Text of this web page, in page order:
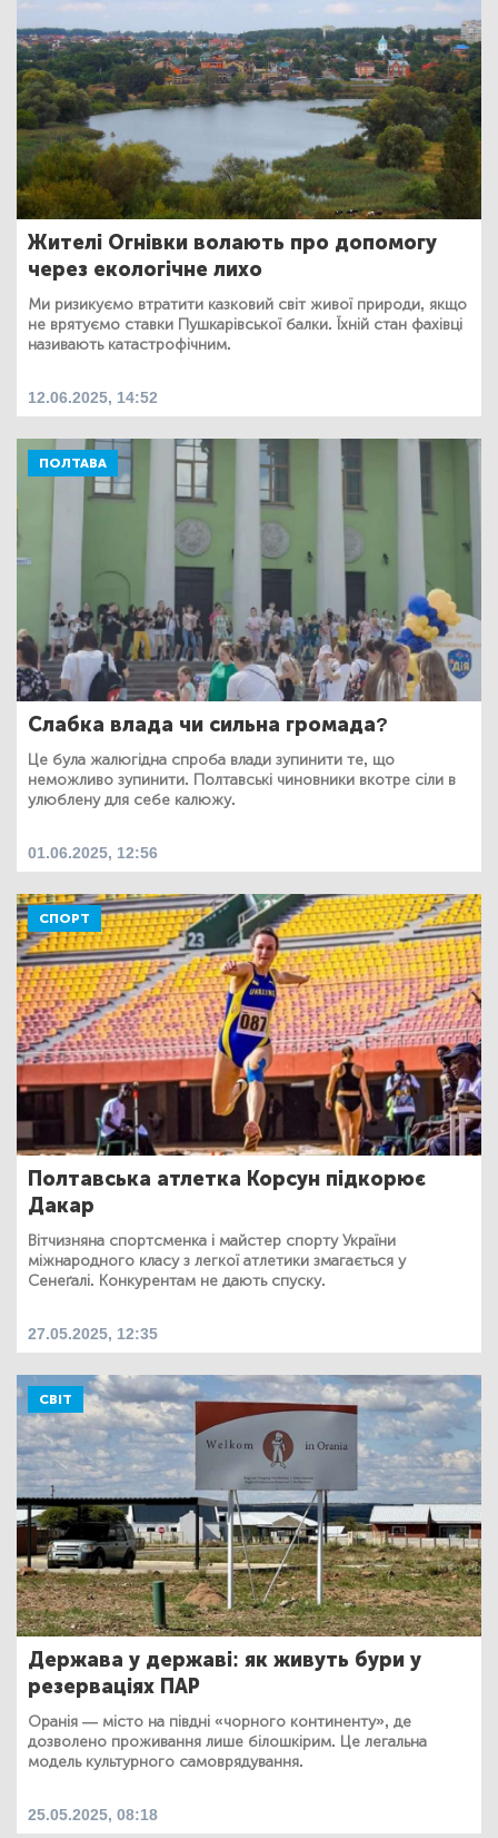
Жителі Огнівки волають про допомогу
через екологічне лихо
Ми ризикуємо втратити казковий світ живої природи, якщо
не врятуємо ставки Пушкарівської балки. Їхній стан фахівці
називають катастрофічним.
12.06.2025, 14:52
ПОЛТАВА
Слабка влада чи сильна громада?
Це була жалюгідна спроба влади зупинити те, що
неможливо зупинити. Полтавські чиновники вкотре сіли в
улюблену для себе калюжу.
01.06.2025, 12:56
СПОРТ
Полтавська атлетка Корсун підкорює
Дакар
Вітчизняна спортсменка і майстер спорту України
міжнародного класу з легкої атлетики змагається у
Сенеґалі. Конкурентам не дають спуску.
27.05.2025, 12:35
СВІТ
Держава у державі: як живуть бури у
резерваціях ПАР
Оранія — місто на півдні «чорного континенту», де
дозволено проживання лише білошкірим. Це легальна
модель культурного самоврядування.
25.05.2025, 08:18